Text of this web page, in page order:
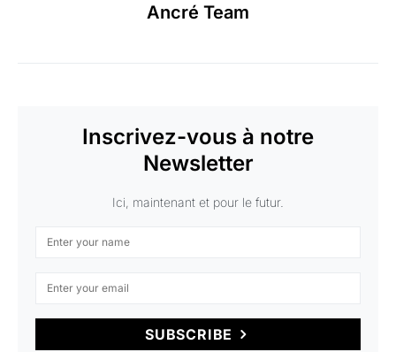
Ancré Team
Inscrivez-vous à notre
Newsletter
Ici, maintenant et pour le futur.
SUBSCRIBE